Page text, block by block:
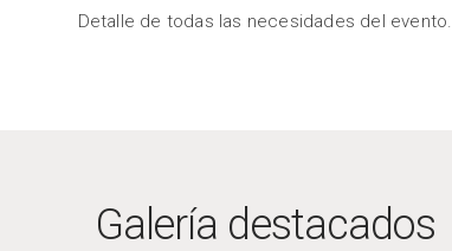
Detalle de todas las necesidades del evento.
Galería destacados